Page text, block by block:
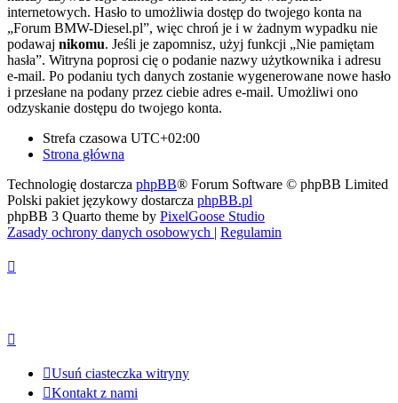
internetowych. Hasło to umożliwia dostęp do twojego konta na
„Forum BMW-Diesel.pl”, więc chroń je i w żadnym wypadku nie
podawaj nikomu. Jeśli je zapomnisz, użyj funkcji „Nie pamiętam
hasła”. Witryna poprosi cię o podanie nazwy użytkownika i adresu
e-mail. Po podaniu tych danych zostanie wygenerowane nowe hasło
i przesłane na podany przez ciebie adres e-mail. Umożliwi ono
odzyskanie dostępu do twojego konta.
Strefa czasowa UTC+02:00
Strona główna
Technologię dostarcza phpBB® Forum Software © phpBB Limited
Polski pakiet językowy dostarcza phpBB.pl
phpBB 3 Quarto theme by PixelGoose Studio
Zasady ochrony danych osobowych | Regulamin
Usuń ciasteczka witryny
Kontakt z nami